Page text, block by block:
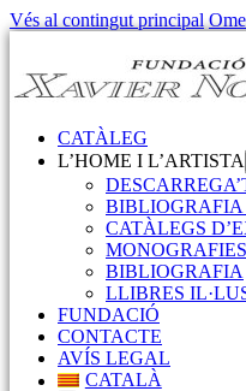
Vés al contingut principal
CATÀLEG
L’HOME I L’ARTISTA
BIBLIOGRAFIA
CATÀLEGS
MONOGRAFIES
BIBLIOGRAFIA
LLIBRES
FUNDACIÓ
CONTACTE
AVÍS LEGAL
CATALÀ